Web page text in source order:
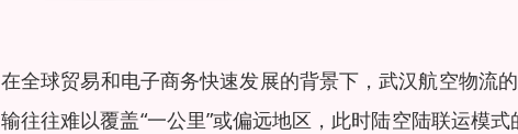
在全球贸易和电子商务快速发展的背景下，武汉航空物流
输往往难以覆盖“一公里”或偏远地区，此时陆空陆联运模